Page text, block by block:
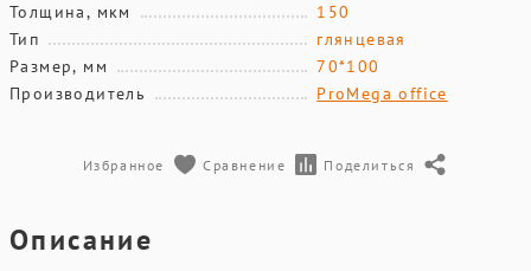
Толщина, мкм
150
Тип
глянцевая
Размер, мм
70*100
Производитель
ProMega office
Избранное Сравнение Поделиться
Описание